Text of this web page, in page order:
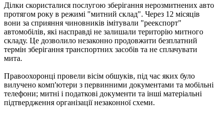
Ділки скористалися послугою зберігання нерозмитнених авто
протягом року в режимі "митний склад". Через 12 місяців
вони за сприяння чиновників імітували "реекспорт"
автомобілів, які насправді не залишали територію митного
складу. Це дозволило незаконно продовжити безплатний
термін зберігання транспортних засобів та не сплачувати
мита.
Правоохоронці провели вісім обшуків, під час яких було
вилучено комп'ютери з первинними документами та мобільні
телефони; митні і податкові документи та інші матеріальні
підтвердження організації незаконної схеми.